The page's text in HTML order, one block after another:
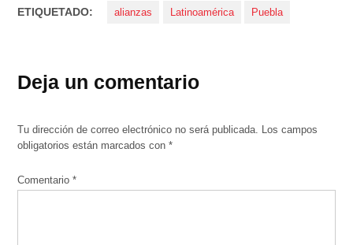
ETIQUETADO: alianzas Latinoamérica Puebla
Deja un comentario
Tu dirección de correo electrónico no será publicada. Los campos
obligatorios están marcados con*
Comentario*